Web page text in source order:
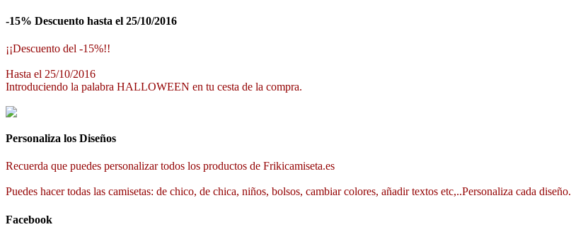
-15% Descuento hasta el 25/10/2016
¡¡Descuento del -15%!!
Hasta el 25/10/2016
Introduciendo la palabra HALLOWEEN en tu cesta de la compra.
Personaliza los Diseños
Recuerda que puedes personalizar todos los productos de Frikicamiseta.es
Puedes hacer todas las camisetas: de chico, de chica, niños, bolsos, cambiar colores, añadir textos etc,..Personaliza cada diseño.
Facebook